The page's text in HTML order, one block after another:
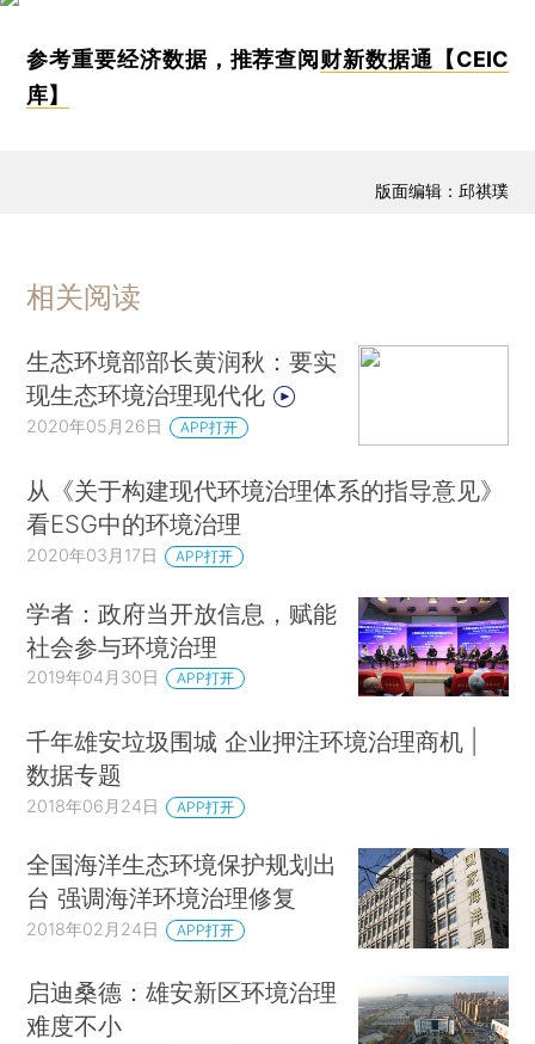
参考重要经济数据，推荐查阅 财新数据通【CEIC
库】
版面编辑：邱祺璞
相关阅读
生态环境部部长黄润秋：要实
现生态环境治理现代化
2020年05月26日 APP打开
从《关于构建现代环境治理体系的指导意见》
看ESG中的环境治理
2020年03月17日 APP打开
学者：政府当开放信息，赋能
社会参与环境治理
2019年04月30日 APP打开
千年雄安垃圾围城 企业押注环境治理商机 |
数据专题
2018年06月24日 APP打开
全国海洋生态环境保护规划出
台 强调海洋环境治理修复
2018年02月24日 APP打开
启迪桑德：雄安新区环境治理
难度不小